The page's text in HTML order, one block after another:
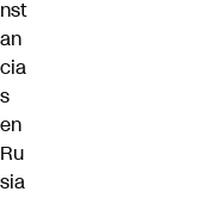
nst
an
cia
s
en
Ru
sia